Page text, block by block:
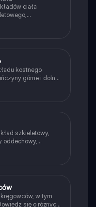
ciała
nerwowego.
kostnego
górne i dolne
w ciele.
szkieletowy,
oddechowy,
się o budowie piór,
ptaków.
w tym
się o różnych